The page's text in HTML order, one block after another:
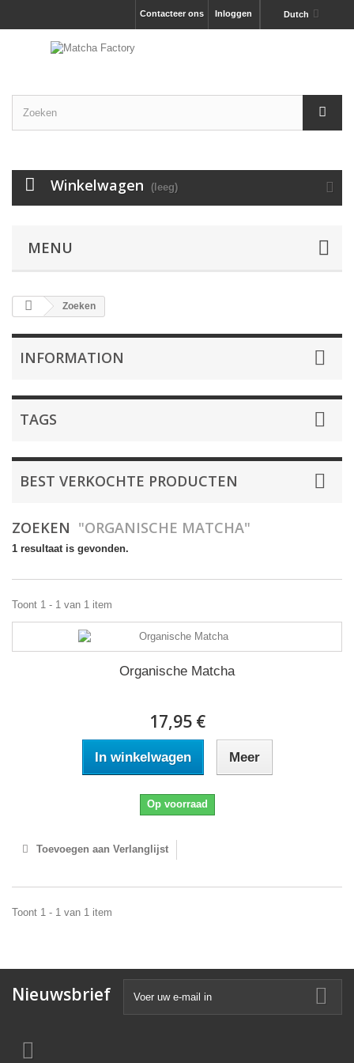
Dutch
Inloggen
Contacteer ons
Winkelwagen (leeg)
MENU
Zoeken
INFORMATION
TAGS
BEST VERKOCHTE PRODUCTEN
ZOEKEN "ORGANISCHE MATCHA"
1 resultaat is gevonden.
Toont 1 - 1 van 1 item
Organische Matcha
17,95 €
In winkelwagen Meer
Op voorraad
Toevoegen aan Verlanglijst
Toont 1 - 1 van 1 item
Nieuwsbrief